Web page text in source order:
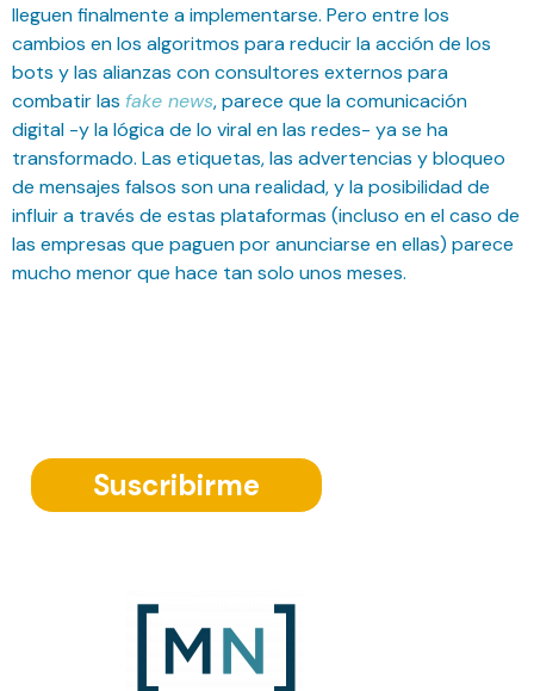
lleguen finalmente a implementarse. Pero entre los
cambios en los algoritmos para reducir la acción de los
bots y las alianzas con consultores externos para
combatir las fake news, parece que la comunicación
digital -y la lógica de lo viral en las redes- ya se ha
transformado. Las etiquetas, las advertencias y bloqueo
de mensajes falsos son una realidad, y la posibilidad de
influir a través de estas plataformas (incluso en el caso de
las empresas que paguen por anunciarse en ellas) parece
mucho menor que hace tan solo unos meses.
Suscribirme